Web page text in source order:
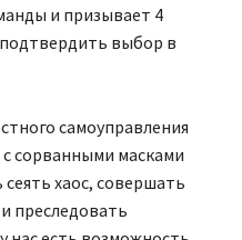
и призывает 4
выбор в
самоуправления
сорванными масками
хаос, совершать
преследовать